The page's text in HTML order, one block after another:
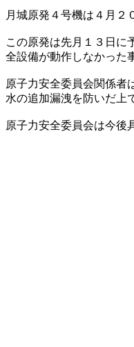
月城原発４号機は４月２
この原発は先月１３日に
全設備が動作しなかった
原子力安全委員会関係者
水の追加漏洩を防いだ上
原子力安全委員会は今後